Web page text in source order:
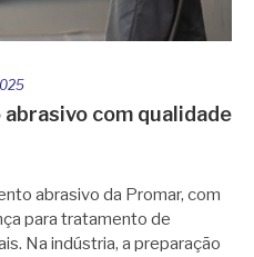
com qualidade
abrasivo da Promar, com
para tratamento de
Na indústria, a preparação